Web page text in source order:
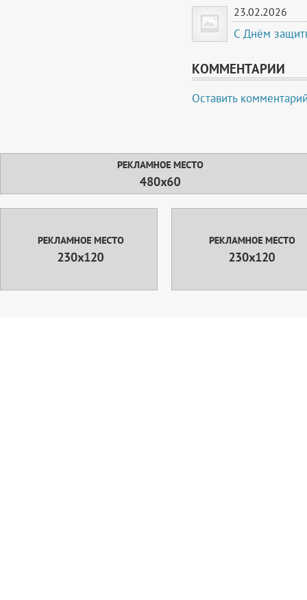
23.02.2026
С Днём
КОММЕНТАРИИ
Оставить